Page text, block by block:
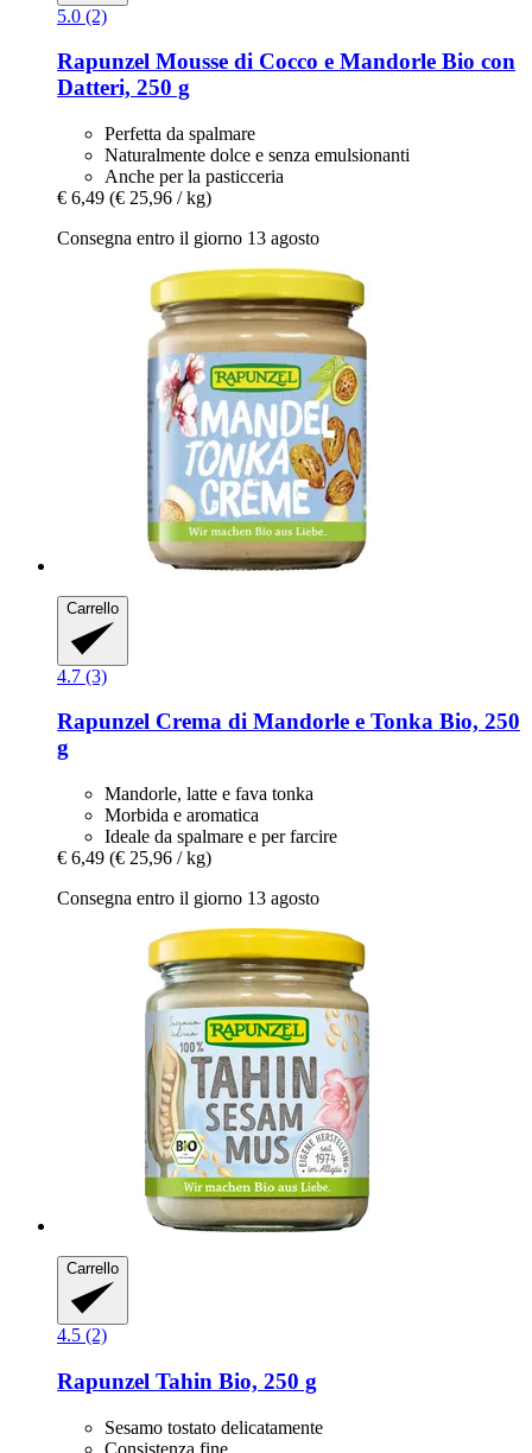
5.0 (2)
Rapunzel Mousse di Cocco e Mandorle Bio con
Datteri, 250 g
Perfetta da spalmare
Naturalmente dolce e senza emulsionanti
Anche per la pasticceria
€ 6,49 (€ 25,96 / kg)
Consegna entro il giorno 13 agosto
Carrello
4.7 (3)
Rapunzel Crema di Mandorle e Tonka Bio, 250
g
Mandorle, latte e fava tonka
Morbida e aromatica
Ideale da spalmare e per farcire
€ 6,49 (€ 25,96 / kg)
Consegna entro il giorno 13 agosto
Carrello
4.5 (2)
Rapunzel Tahin Bio, 250 g
Sesamo tostato delicatamente
Consistenza fine